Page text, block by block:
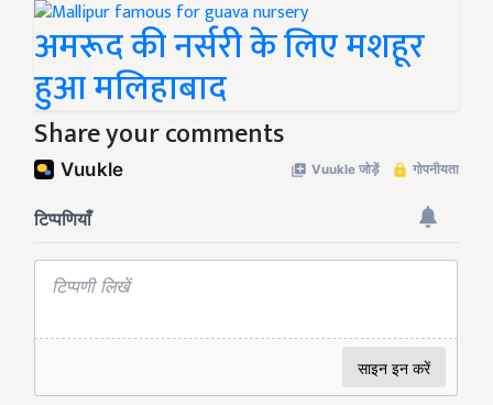
अमरूद की नर्सरी के लिए मशहूर
हुआ मलिहाबाद
Share your comments